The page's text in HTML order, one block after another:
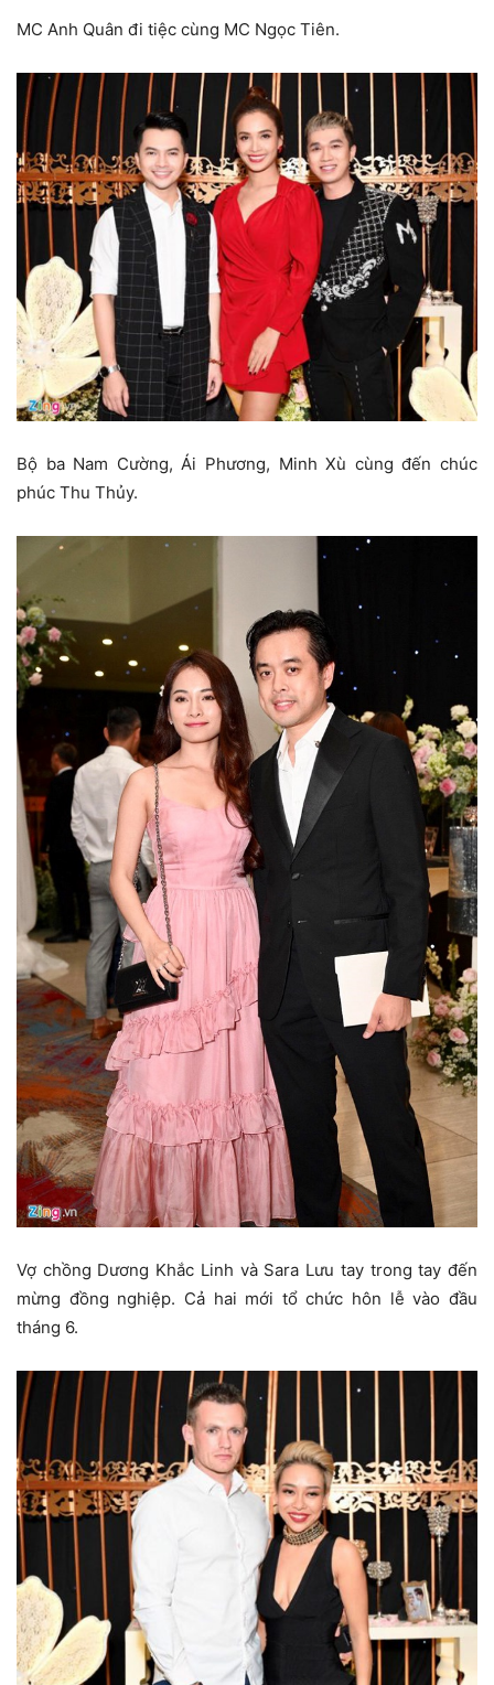
MC Anh Quân đi tiệc cùng MC Ngọc Tiên.
Bộ ba Nam Cường, Ái Phương, Minh Xù cùng đến chúc
phúc Thu Thủy.
Vợ chồng Dương Khắc Linh và Sara Lưu tay trong tay đến
mừng đồng nghiệp. Cả hai mới tổ chức hôn lễ vào đầu
tháng 6.